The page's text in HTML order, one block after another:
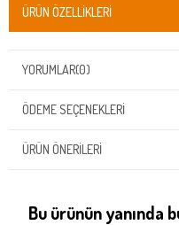
ÜRÜN ÖZELLIKLERI
YORUMLAR(0)
ÖDEME SEÇENEKLERI
ÜRÜN ÖNERILERI
Bu ürünün yanında